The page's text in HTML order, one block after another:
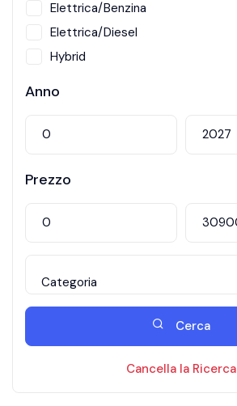
Elettrica/Benzina
Elettrica/Diesel
Hybrid
Anno
Prezzo
Cerca
Cancella la Ricerca